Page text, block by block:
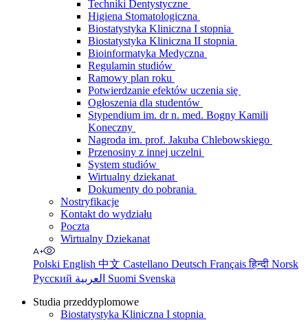
Techniki Dentystyczne
Higiena Stomatologiczna
Biostatystyka Kliniczna I stopnia
Biostatystyka Kliniczna II stopnia
Bioinformatyka Medyczna
Regulamin studiów
Ramowy plan roku
Potwierdzanie efektów uczenia się
Ogłoszenia dla studentów
Stypendium im. dr n. med. Bogny Kamili
Koneczny
Nagroda im. prof. Jakuba Chlebowskiego
Przenosiny z innej uczelni
System studiów
Wirtualny dziekanat
Dokumenty do pobrania
Nostryfikacje
Kontakt do wydziału
Poczta
Wirtualny Dziekanat
Polski English 中文 Castellano Deutsch Françaisहिन्दी Norsk
Русский
Suomi Svenska
Studia przeddyplomowe
Biostatystyka Kliniczna I stopnia